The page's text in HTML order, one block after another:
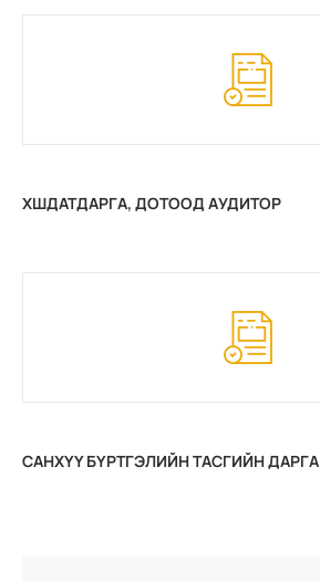
ХШДАТДАРГА, ДОТООД АУДИТОР
САНХҮҮ БҮРТГЭЛИЙН ТАСГИЙН ДАРГА